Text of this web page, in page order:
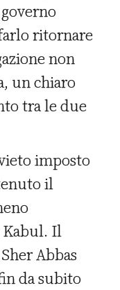
ritornare
non
un chiaro
tra le due
imposto
il
Kabul. Il
Abbas
da subito